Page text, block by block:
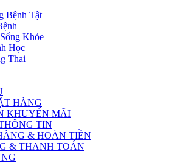
Bệnh Tật
Khỏe
Học
Thai
HÀNG
KHUYẾN MÃI
TIN
& HOÀN TIỀN
& THANH TOÁN